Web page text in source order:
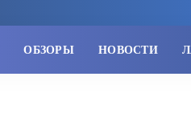
ОБЗОРЫ НОВОСТИ